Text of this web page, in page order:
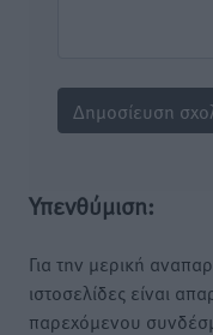
Υπενθύμιση:
Για την μερική
ιστοσελίδες είναι
παρεχόμενου